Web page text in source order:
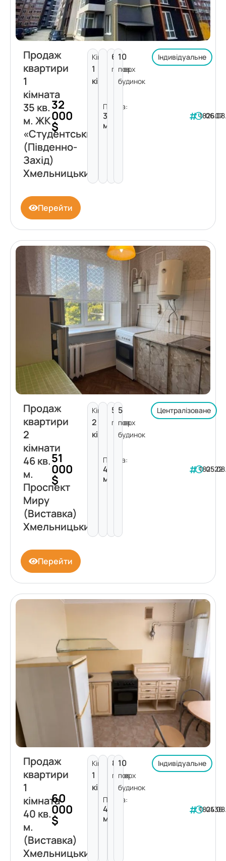
Продаж
квартири
1
кімната
35 кв.
м. ЖК
«Студентський»
(Південно-
Захід)
Хмельницький
32
000
$
Кімнат:
1
кімната
Площа:
35
м²
6
поверх
10
пов.
будинок
Індивідуальне
182607
Перейти
Продаж
квартири
2
кімнати
46 кв.
м.
Проспект
Миру
(Виставка)
Хмельницький
51
000
$
Кімнат:
2
кімнати
Площа:
46
м²
5
поверх
5
пов.
будинок
Централізоване
182522
Перейти
Продаж
квартири
1
кімната
40 кв.
м.
(Виставка)
Хмельницький
60
000
$
Кімнат:
1
кімната
Площа:
40
м²
8
поверх
10
пов.
будинок
Індивідуальне
182436